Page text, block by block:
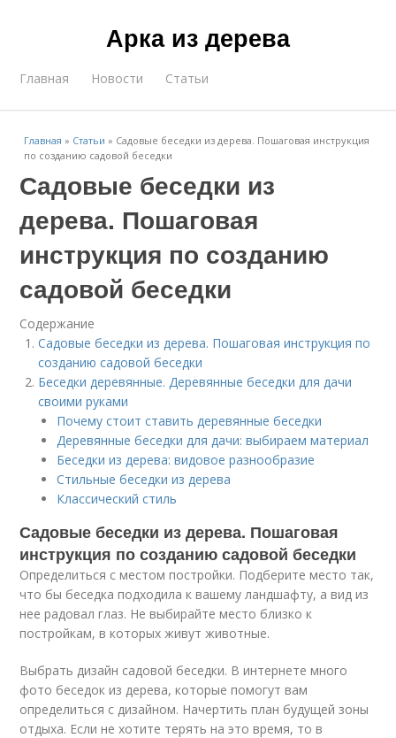
Арка из дерева
Главная Новости Статьи
Главная » Статьи » Садовые беседки из дерева. Пошаговая инструкция
по созданию садовой беседки
Садовые беседки из
дерева. Пошаговая
инструкция по созданию
садовой беседки
Содержание
Садовые беседки из дерева. Пошаговая инструкция по
созданию садовой беседки
Беседки деревянные. Деревянные беседки для дачи
своими руками
Почему стоит ставить деревянные беседки
Деревянные беседки для дачи: выбираем материал
Беседки из дерева: видовое разнообразие
Стильные беседки из дерева
Классический стиль
Садовые беседки из дерева. Пошаговая
инструкция по созданию садовой беседки
Определиться с местом постройки. Подберите место так,
что бы беседка подходила к вашему ландшафту, а вид из
нее радовал глаз. Не выбирайте место близко к
постройкам, в которых живут животные.
Выбрать дизайн садовой беседки. В интернете много
фото беседок из дерева, которые помогут вам
определиться с дизайном. Начертить план будущей зоны
отдыха. Если не хотите терять на это время, то в